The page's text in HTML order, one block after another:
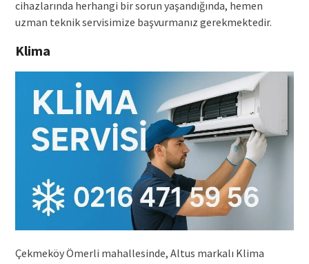
cihazlarında herhangi bir sorun yaşandığında, hemen
uzman teknik servisimize başvurmanız gerekmektedir.
Klima
Çekmeköy Ömerli mahallesinde, Altus markalı Klima